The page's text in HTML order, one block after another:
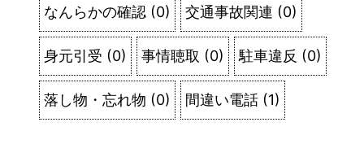
なんらかの確認 (0) 交通事故関連 (0)
身元引受 (0) 事情聴取 (0) 駐車違反 (0)
落し物・忘れ物 (0) 間違い電話 (1)